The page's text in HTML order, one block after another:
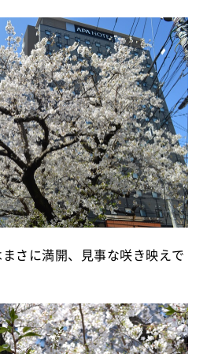
さに満開、見事な咲き映えで